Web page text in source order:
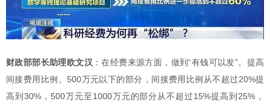
财政部部长助理欧文汉 ：在经费来源方面，做到“有钱可以发”。提高
间接费用比例。500万元以下的部分，间接费用比例从不超过20%提
高到30%，500万元至1000万元的部分从不超过15%提高到25%，